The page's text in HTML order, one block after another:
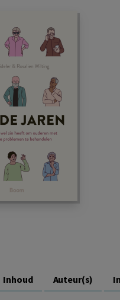
Inhoud Auteur(s)